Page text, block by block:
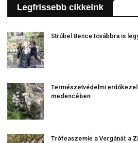
Legfrissebb cikkeink
Strúbel Bence továbbra is
Természetvédelmi
medencében
Trófeaszemle a Vergánál: a